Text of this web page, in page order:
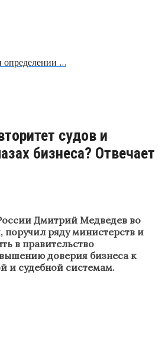
…
судов и
бизнеса? Отвечает
Дмитрий Медведев во
поручил ряду министерств и
в правительство
доверия бизнеса к
и судебной системам.